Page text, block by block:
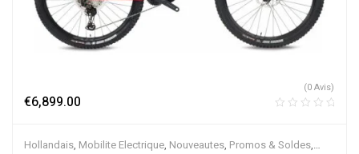
€6,899.00
(0 Avis)
Hollandais, Mobilite Electrique, Nouveautes, Promos & Soldes,